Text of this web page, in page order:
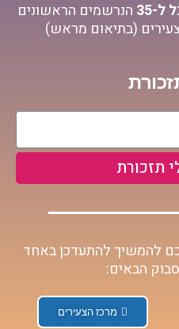
ל-35
הנרשמים הראשונים
(בתיאום מראש)
תזכורת
להמשיך להתעדכן באחד
הבאים:
מרכז הצעירים